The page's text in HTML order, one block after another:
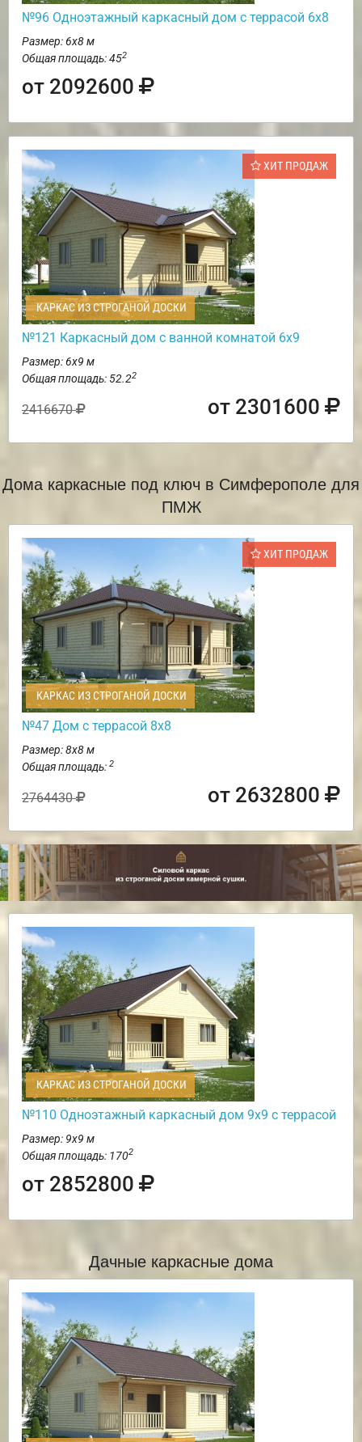
№96 Одноэтажный каркасный дом с террасой 6х8
Размер: 6х8 м
Общая площадь: 452
от 2092600
ХИТ ПРОДАЖ
КАРКАС ИЗ СТРОГАНОЙ ДОСКИ
№121 Каркасный дом с ванной комнатой 6х9
Размер: 6х9 м
Общая площадь: 52.22
2416670 от 2301600
Дома каркасные под ключ в Симферополе для
ПМЖ
ХИТ ПРОДАЖ
КАРКАС ИЗ СТРОГАНОЙ ДОСКИ
№47 Дом с террасой 8х8
Размер: 8х8 м
Общая площадь: 2
2764430 от 2632800
КАРКАС ИЗ СТРОГАНОЙ ДОСКИ
№110 Одноэтажный каркасный дом 9х9 с террасой
Размер: 9х9 м
Общая площадь: 1702
от 2852800
Дачные каркасные дома